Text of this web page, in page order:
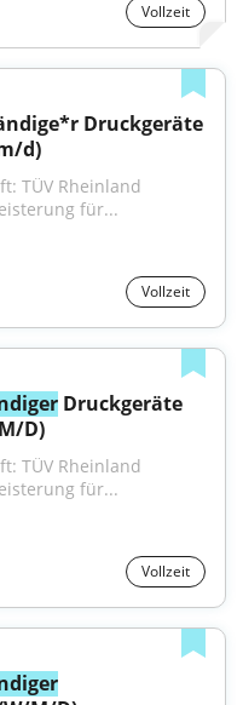
Vollzeit
Druckgeräte
d)
TÜV Rheinland
für...
Vollzeit
Druckgeräte
D)
TÜV Rheinland
für...
Vollzeit